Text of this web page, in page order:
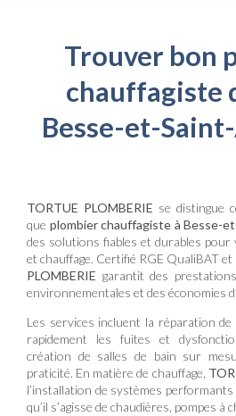
Trouver bon
chauffagiste
Besse-et-
TORTUE PLOMBERIE se distingue
que plombier chauffagiste à Besse-
des solutions fiables et durables pour
et chauffage. Certifié RGE QualiBAT et
PLOMBERIE garantit des
environnementales et des économies
Les services incluent la réparation
rapidement les fuites et
création de salles de bain sur
praticité. En matière de chauffage,
l’installation de systèmes performants
qu’il s’agisse de chaudières, pompes